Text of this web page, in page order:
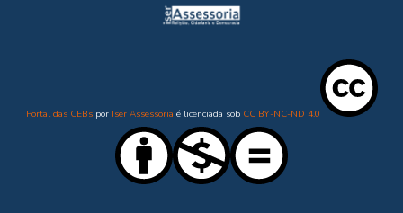
Portal das CEBspor Iser Assessoria é licenciada sob CC BY-NC-ND 4.0